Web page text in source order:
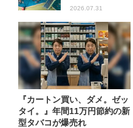
2026.07.31
『カートン買い、ダメ。ゼッ
タイ。』年間11万円節約の新
型タバコが爆売れ